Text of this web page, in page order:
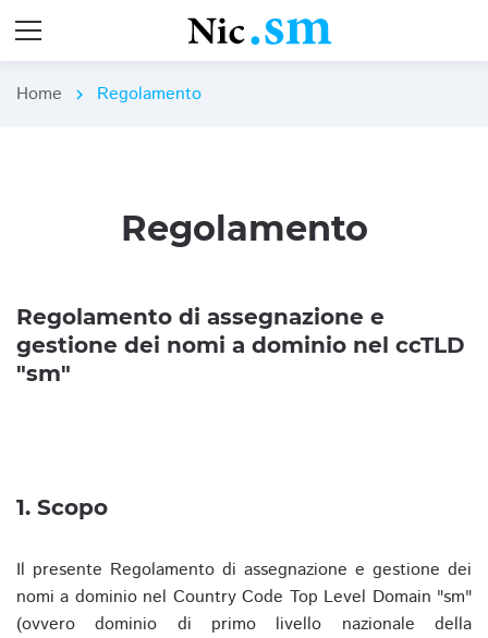
Home chevron_right Regolamento
Regolamento
Regolamento di assegnazione e
gestione dei nomi a dominio nel ccTLD
"sm"
1. Scopo
Il presente Regolamento di assegnazione e gestione dei
nomi a dominio nel Country Code Top Level Domain "sm"
(ovvero dominio di primo livello nazionale della